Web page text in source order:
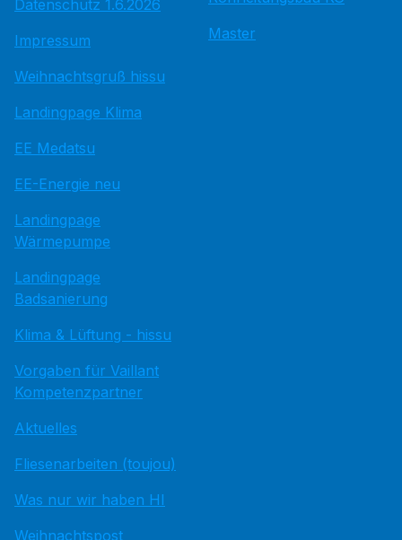
Datenschutz 1.6.2026
Impressum
Weihnachtsgruß hissu
Landingpage Klima
EE Medatsu
EE-Energie neu
Landingpage
Wärmepumpe
Landingpage
Badsanierung
Klima & Lüftung - hissu
Vorgaben für Vaillant
Kompetenzpartner
Aktuelles
Fliesenarbeiten (toujou)
Was nur wir haben HI
Weihnachtspost
Master